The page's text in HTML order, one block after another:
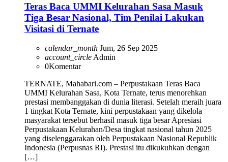
Teras Baca UMMI Kelurahan Sasa Masuk
Tiga Besar Nasional, Tim Penilai Lakukan
Visitasi di Ternate
calendar_month Jum, 26 Sep 2025
account_circleAdmin
0Komentar
TERNATE, Mahabari.com – Perpustakaan Teras Baca
UMMI Kelurahan Sasa, Kota Ternate, terus menorehkan
prestasi membanggakan di dunia literasi. Setelah meraih juara
1 tingkat Kota Ternate, kini perpustakaan yang dikelola
masyarakat tersebut berhasil masuk tiga besar Apresiasi
Perpustakaan Kelurahan/Desa tingkat nasional tahun 2025
yang diselenggarakan oleh Perpustakaan Nasional Republik
Indonesia (Perpusnas RI). Prestasi itu dikukuhkan dengan
[…]